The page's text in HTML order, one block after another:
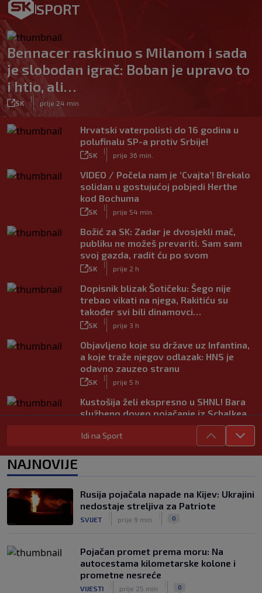
SPORT
Bennacer raskinuo s Milanom i sada
je slobodan igrač: Boban je upravo to
i htio, ali…
SK
|
prije 24 min.
Hrvatski vaterpolisti do 16 godina u
polufinalu SP-a protiv Srbije!
SK
|
prije 36 min.
VIDEO / Počela nam je ‘Cvajta’! Brekalo
solidan u gostujućoj pobjedi Herthe
kod Bochuma
SK
|
prije 54 min.
Božić za SK: Zadar je dvosjekli mač,
publiku ne možeš prevariti. Sam sam
svoj gazda, radit ću po svom
SK
|
prije 2 h
Dopisnik blizak Šotičeku: Šego nije
trebao vikati na njega, Rakitiću su
također svi bili dinamovci…
SK
|
prije 3 h
Objavljeno koje su države uz Infantina,
a koje traže njegov odlazak: HNS je
odavno zauzeo stranu
SK
|
prije 5 h
Kustošija želi ekspresno u SHNL! Bara
službeno doveo pojačanje iz Schalkea
Tomiyasu se vraća u Premier ligu,
postat će suigrač bivšeg Vatrenog
Veliko priznanje za hrvatskog
stručnjaka: Jurica Žuža novi je pomoćni
trener Barcelone
Idi na Sport
NAJNOVIJE
Rusija pojačala napade na Kijev: Ukrajini
nedostaje streljiva za Patriote
SVIJET prije 9 min 0
Pojačan promet prema moru: Na
autocestama kilometarske kolone i
prometne nesreće
VIJESTI prije 25 min 0